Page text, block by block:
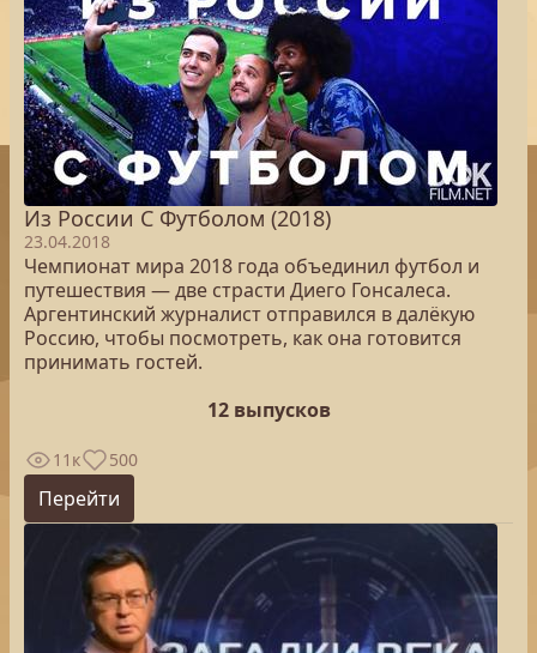
Из России С Футболом (2018)
23.04.2018
Чемпионат мира 2018 года объединил футбол и
путешествия — две страсти Диего Гонсалеса.
Аргентинский журналист отправился в далёкую
Россию, чтобы посмотреть, как она готовится
принимать гостей.
12 выпусков
11к 500
Перейти